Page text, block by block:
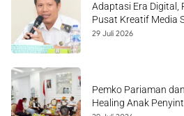
Adaptasi Era Digital,
Pusat Kreatif Media
29 Juli 2026
Pemko Pariaman
Healing Anak